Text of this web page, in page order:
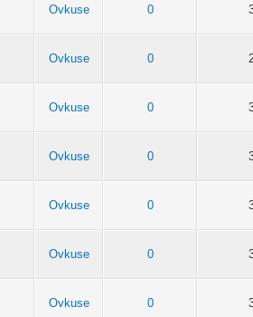
Ovkuse 0
Ovkuse 0
Ovkuse 0
Ovkuse 0
Ovkuse 0
Ovkuse 0
Ovkuse 0